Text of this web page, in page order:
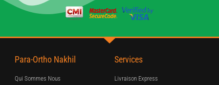
Para-Ortho Nakhil
Qui Sommes Nous
Services
Livraison Express